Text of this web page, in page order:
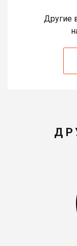
Другие